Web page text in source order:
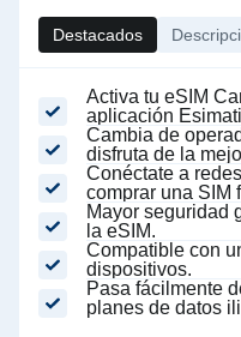
Destacados
Activa tu eSIM
aplicación
Cambia de
disfruta de la
Conéctate a
comprar una SIM
Mayor seguridad
la eSIM.
Compatible con
dispositivos.
Pasa fácilmente
planes de datos